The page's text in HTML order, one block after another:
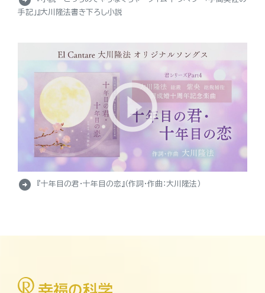
手記」』大川隆法書き下ろし小説
arrow_circle_right 『十年目の君・十年目の恋』（作詞・作曲：大川隆法）